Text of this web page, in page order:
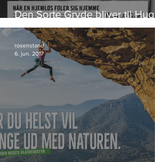
Den Sorte Gryde bliver til
Food
rosenstand
6. jun. 2017